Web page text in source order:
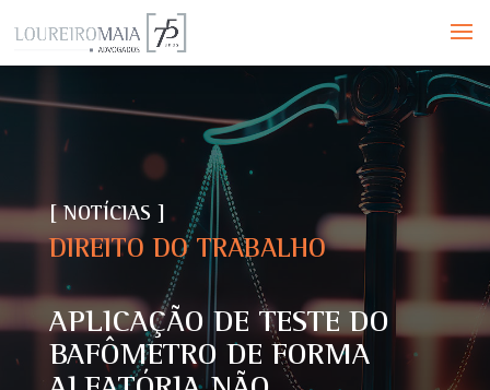
[ NOTÍCIAS ]
DIREITO DO TRABALHO
APLICAÇÃO DE TESTE DO
BAFÔMETRO DE FORMA